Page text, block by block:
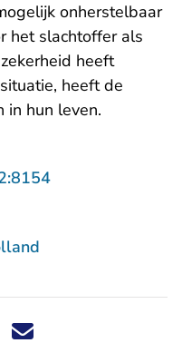
onherstelbaar
het slachtoffer als
heeft
heeft de
in hun leven.
- U verlaat
dit nieuwsbericht via X -
Deel dit nieuwsbericht via
Deel dit nieuwsbericht
Deel dit